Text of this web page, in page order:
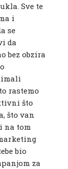
Sve te
i
se
da
bez obzira
imali
rastemo
što
što van
na tom
bio
za